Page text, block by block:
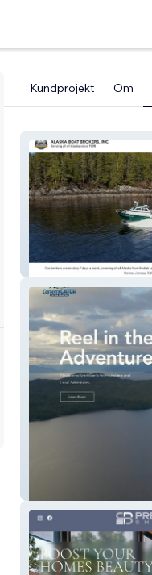
Kundprojekt Om
Alaska Boat Brokers